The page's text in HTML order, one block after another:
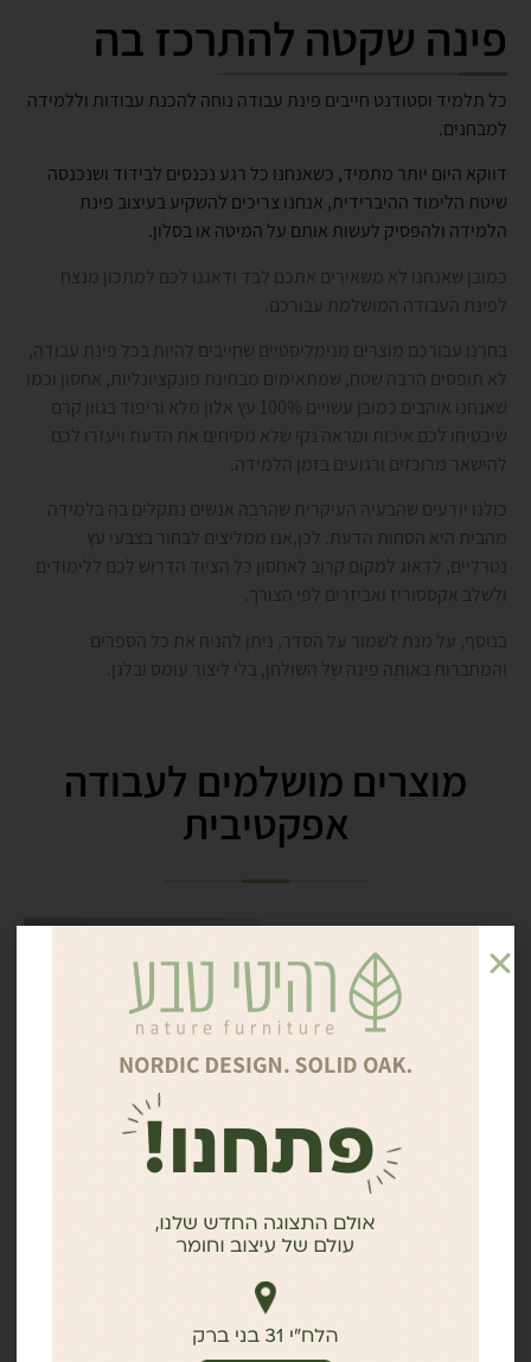
פינה שקטה להתרכז בה
כל תלמיד וסטודנט חייבים פינת עבודה נוחה להכנת עבודות וללמידה
למבחנים.
דווקא היום יותר מתמיד, כשאנחנו כל רגע נכנסים לבידוד ושנכנסה
שיטת הלימוד ההיברידית, אנחנו צריכים להשקיע בעיצוב פינת
הלמידה ולהפסיק לעשות אותם על המיטה או בסלון.
כמובן שאנחנו לא משאירים אתכם לבד ודאגנו לכם למתכון מנצח
לפינת העבודה המושלמת עבורכם.
בחרנו עבורכם מוצרים מנימליסטיים שחייבים להיות בכל פינת עבודה,
לא תופסים הרבה שטח, שמתאימים מבחינת פונקציונליות, אחסון וכמו
שאנחנו אוהבים כמובן עשויים 100% עץ אלון מלא וריפוד בגוון קרם
שיבטיחו לכם איכות ומראה נקי שלא מסיחים את הדעת ויעזרו לכם
להישאר מרוכזים ורגועים בזמן הלמידה.
כולנו יודעים שהבעיה העיקרית שהרבה אנשים נתקלים בה בלמידה
מהבית היא הסחות הדעת. לכן,אנו ממליצים לבחור בצבעי עץ
נטרליים, לדאוג למקום קרוב לאחסון כל הציוד הדרוש לכם ללימודים
ולשלב אקססוריז ואביזרים לפי הצורך.
בנוסף, על מנת לשמור על הסדר, ניתן להניח את כל הספרים
והמחברות באותה פינה של השולחן, בלי ליצור עומס ובלגן.
מוצרים מושלמים לעבודה
אפקטיבית
₪
ספריית אלון סקנדינבית מעץ אלון
₪
1,490
החל מ -